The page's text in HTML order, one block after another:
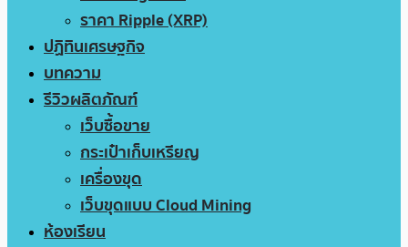
ราคา Ripple (XRP)
ปฏิทินเศรษฐกิจ
บทความ
รีวิวผลิตภัณฑ์
เว็บซื้อขาย
กระเป๋าเก็บเหรียญ
เครื่องขุด
เว็บขุดแบบ Cloud Mining
ห้องเรียน